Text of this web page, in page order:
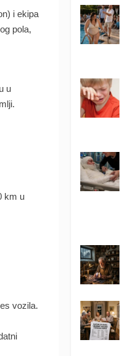
) i ekipa
pola,
u
.
km u
vozila.